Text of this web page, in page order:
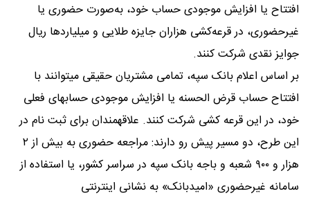
افتتاح یا افزایش موجودی حساب خود، به‌صورت حضوری یا
غیرحضوری، در قرعه‌کشی هزاران جایزه طلایی و میلیاردها ریال
جوایز نقدی شرکت کنند.
بر اساس اعلام بانک سپه، تمامی مشتریان حقیقی میتوانند با
افتتاح حساب قرض الحسنه یا افزایش موجودی حسابهای فعلی
خود، در این قرعه کشی شرکت کنند. علاقهمندان برای ثبت نام در
این طرح، دو مسیر پیش رو دارند: مراجعه حضوری به بیش از ۲
هزار و ۹۰۰ شعبه و باجه بانک سپه در سراسر کشور، یا استفاده از
سامانه غیرحضوری «امیدبانک» به نشانی اینترنتی